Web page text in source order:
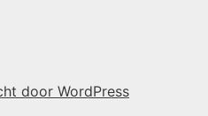
door WordPress